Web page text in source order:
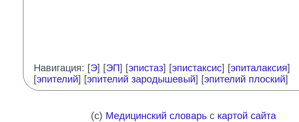
Навигация: [Э] [ЭП] [эпистаз] [эпистаксис] [эпиталаксия]
[эпителий] [эпителий зародышевый] [эпителий плоский]
(c) Медицинский словарьс картой сайта